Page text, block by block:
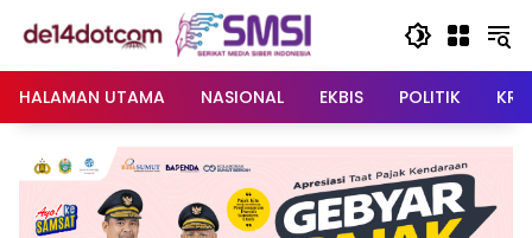
HALAMAN UTAMA
NASIONAL EKBIS POLITIK